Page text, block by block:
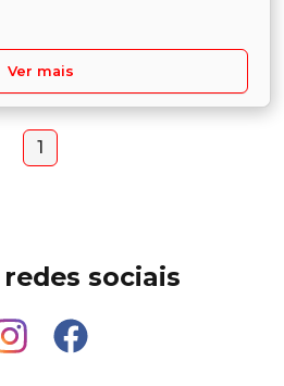
Ver mais
1
redes sociais